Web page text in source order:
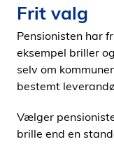
Frit valg
Pensionisten har
eksempel briller
selv om
bestemt
Vælger
brille end en